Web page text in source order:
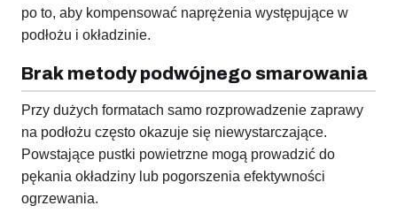
po to, aby kompensować naprężenia występujące w
podłożu i okładzinie.
Brak metody podwójnego smarowania
Przy dużych formatach samo rozprowadzenie zaprawy
na podłożu często okazuje się niewystarczające.
Powstające pustki powietrzne mogą prowadzić do
pękania okładziny lub pogorszenia efektywności
ogrzewania.